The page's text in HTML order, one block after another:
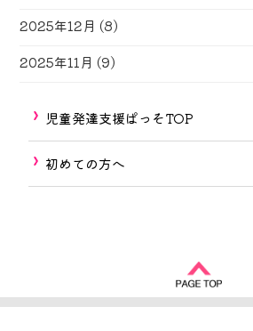
2025年12月 (8)
2025年11月 (9)
児童発達支援ぱっそTOP
初めての方へ